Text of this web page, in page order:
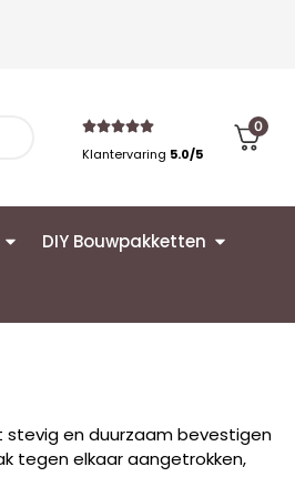
Klantervaring 5.0/5
0
DIY Bouwpakketten
stevig en duurzaam bevestigen
tegen elkaar aangetrokken,